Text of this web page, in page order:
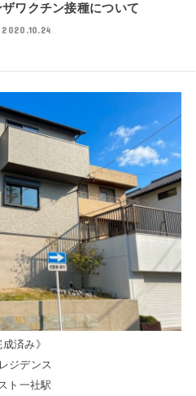
ザワクチン接種について
2020.10.24
成済み》
ジデンス
ト一社駅